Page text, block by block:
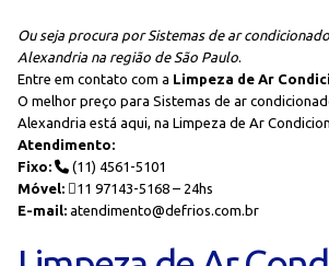
Ou seja procura por Sistemas de ar
Alexandria na região de São Paulo.
Entre em contato com a Limpeza de Ar
O melhor preço para Sistemas de ar
Alexandria está aqui, na Limpeza de Ar
Atendimento:
Fixo:
(11) 4561-5101
Móvel:
11 97143-5168 – 24hs
E-mail: atendimento@defrios.com.br